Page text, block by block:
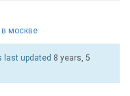
в москве
last updated 8 years, 5